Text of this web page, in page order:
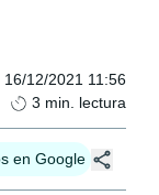
16/12/2021 11:56
3 min. lectura
en Google